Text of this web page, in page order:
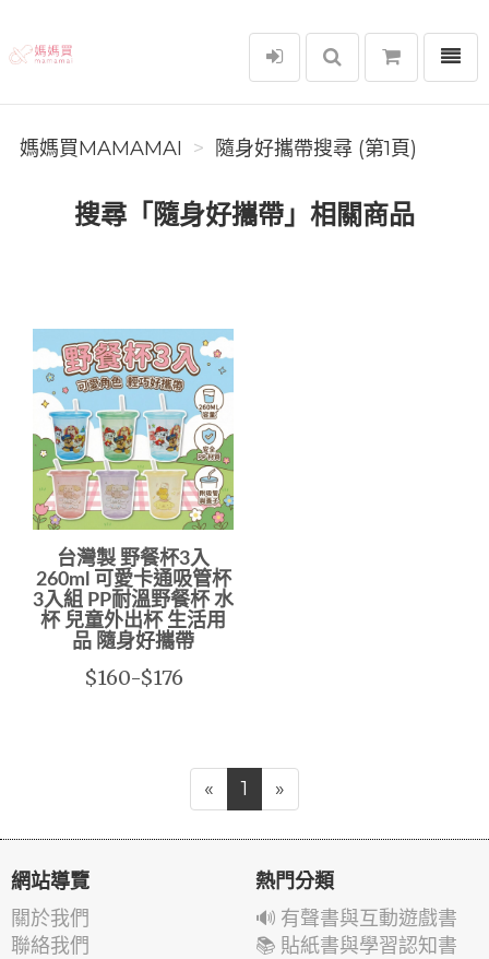
媽媽買MAMAMAI
選單
媽媽買MAMAMAI 隨身好攜帶搜尋 (第1頁)
搜尋「隨身好攜帶」相關商品
台灣製 野餐杯3入
260ml 可愛卡通吸管杯
3入組 PP耐溫野餐杯 水
杯 兒童外出杯 生活用
品 隨身好攜帶
$160-$176
« 1 »
網站導覽
關於我們
聯絡我們
熱門分類
🔊 有聲書與互動遊戲書
📚 貼紙書與學習認知書